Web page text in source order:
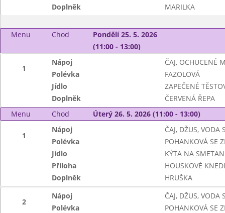
Doplněk
MARILKA
Menu Chod
Pondělí 25. 5. 2026
(11:00 - 13:00)
1
Nápoj
ČAJ, OCHUCENÉ
Polévka
FAZOLOVÁ
Jídlo
ZAPEČENÉ
Doplněk
ČERVENÁ ŘEPA
Menu
Chod Úterý 26. 5. 2026 (11:00 - 13:00)
1
Nápoj
ČAJ, DŽUS, VODA
Polévka
POHANKOVÁ SE
Jídlo
KÝTA NA
Příloha
HOUSKOVÉ
Doplněk
HRUŠKA
2
Nápoj
ČAJ, DŽUS, VODA
Polévka
POHANKOVÁ SE